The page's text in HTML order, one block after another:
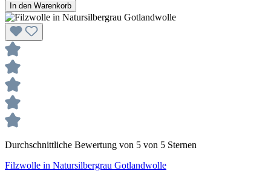
In den Warenkorb
Durchschnittliche Bewertung von 5 von 5 Sternen
Filzwolle in Natursilbergrau Gotlandwolle